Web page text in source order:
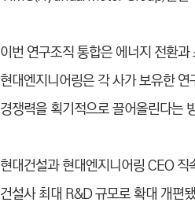
이번 연구조직 통합은 에너지 전환
현대엔지니어링은 각 사가 보유한
경쟁력을 획기적으로 끌어올린다는
현대건설과 현대엔지니어링 CEO
건설사 최대 R&D 규모로 확대 개편